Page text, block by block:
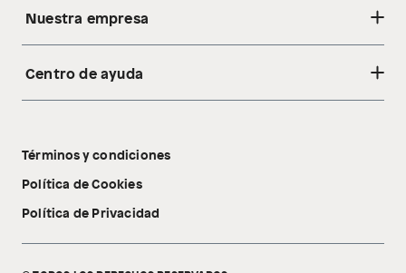
Nuestra empresa
Acerca de nosotros
Tecnología Pillow Walk
Centro de ayuda
Libro de reclamaciones
Términos y condiciones
Política de Cookies
Política de Privacidad